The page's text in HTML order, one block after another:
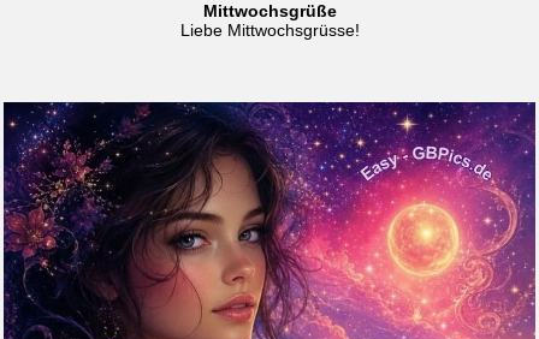
Mittwochsgrüße
Liebe Mittwochsgrüsse!